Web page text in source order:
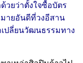
วยว่าตั้งใจซื้อบัตร
มายอันดีที่วงอีสาน
เปลี่ยนวัฒนธรรมทาง